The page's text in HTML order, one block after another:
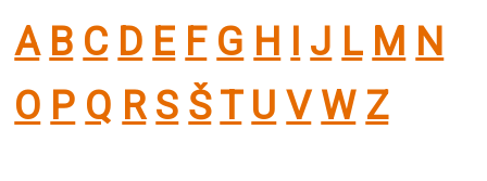
A B C D E F G H I J L M N
O P Q R S Š T U V W Z